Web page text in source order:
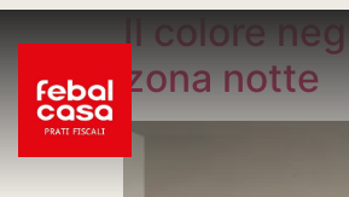
Il colore
zona notte